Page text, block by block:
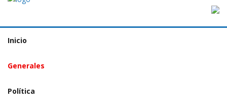
Inicio
Generales
Política